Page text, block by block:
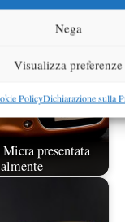
Nega
Visualizza preferenze
PolicyDichiarazione sulla
presentata